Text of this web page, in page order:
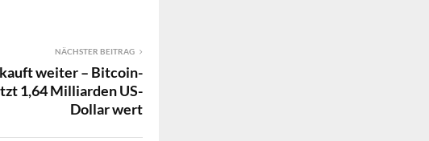
NÄCHSTER BEITRAG
weiter – Bitcoin-
1,64 Milliarden US-
Dollar wert